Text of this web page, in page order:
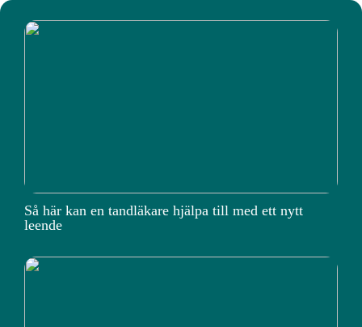
Så här kan en tandläkare hjälpa till med ett nytt
leende